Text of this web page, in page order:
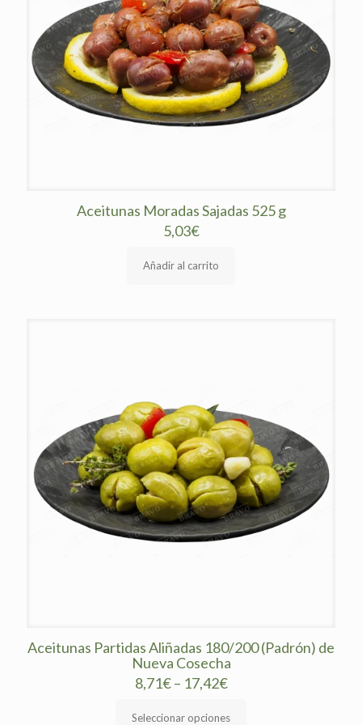
Aceitunas Moradas Sajadas 525 g
5,03€
Añadir al carrito
Aceitunas Partidas Aliñadas 180/200 (Padrón) de
Nueva Cosecha
8,71€– 17,42€
Seleccionar opciones